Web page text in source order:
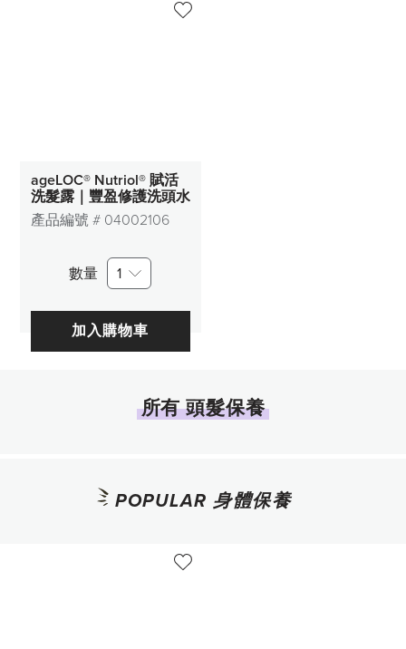
ageLOC® Nutriol® 賦活
洗髮露｜豐盈修護洗頭水
產品編號 # 04002106
數量 1
加入購物車
所有 頭髮保養
POPULAR 身體保養